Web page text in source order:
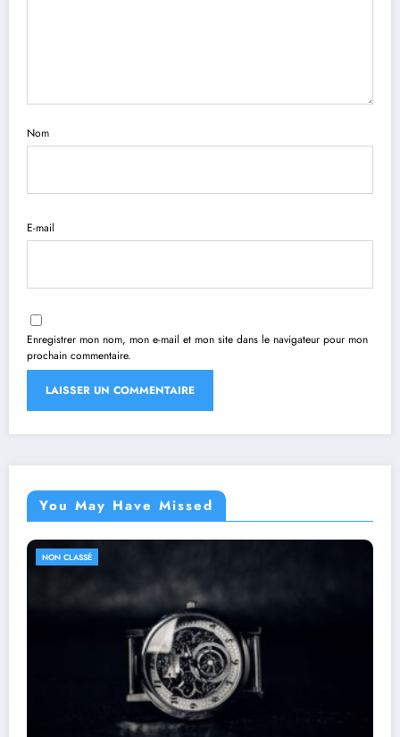
Nom
E-mail
Enregistrer mon nom, mon e-mail et mon site dans le navigateur pour mon
prochain commentaire.
You May Have Missed